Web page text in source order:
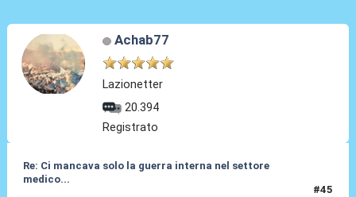
Achab77
Lazionetter
20.394
Registrato
Re: Ci mancava solo la guerra interna nel settore
medico...
#45